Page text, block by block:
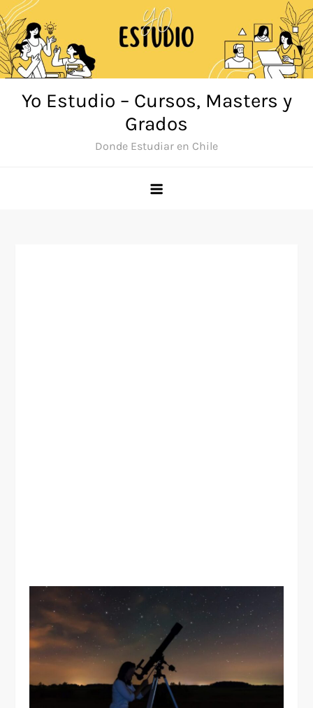
Saltar
al
contenido
Yo Estudio – Cursos, Masters y
Grados
Donde Estudiar en Chile